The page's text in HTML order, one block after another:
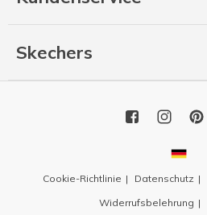
Skechers
Cookie-Richtlinie Datenschutz
Widerrufsbelehrung